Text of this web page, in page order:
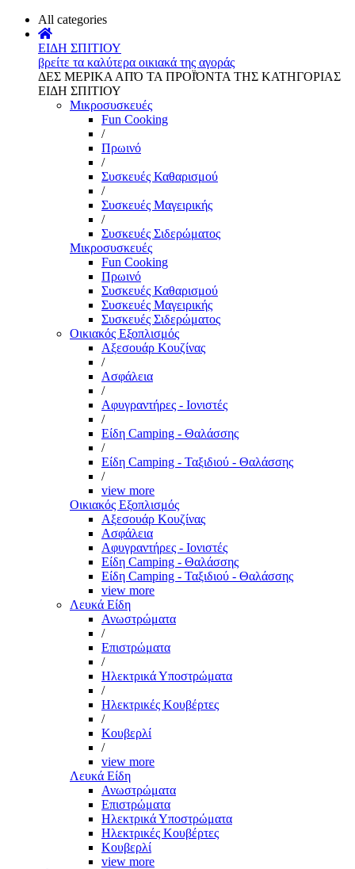
All categories
ΕΙΔΗ ΣΠΙΤΙΟΥ
βρείτε τα καλύτερα οικιακά της αγοράς
ΔΕΣ ΜΕΡΙΚΑ ΑΠΌ ΤΑ ΠΡΟΪΌΝΤΑ ΤΗΣ ΚΑΤΗΓΟΡΙΑΣ
ΕΙΔΗ ΣΠΙΤΙΟΥ
Μικροσυσκευές
Fun Cooking
/
Πρωινό
/
Συσκευές Καθαρισμού
/
Συσκευές Μαγειρικής
/
Συσκευές Σιδερώματος
Μικροσυσκευές
Fun Cooking
Πρωινό
Συσκευές Καθαρισμού
Συσκευές Μαγειρικής
Συσκευές Σιδερώματος
Οικιακός Εξοπλισμός
Αξεσουάρ Κουζίνας
/
Ασφάλεια
/
Αφυγραντήρες - Ιονιστές
/
Είδη Camping - Θαλάσσης
/
Είδη Camping - Ταξιδιού - Θαλάσσης
/
view more
Οικιακός Εξοπλισμός
Αξεσουάρ Κουζίνας
Ασφάλεια
Αφυγραντήρες - Ιονιστές
Είδη Camping - Θαλάσσης
Είδη Camping - Ταξιδιού - Θαλάσσης
view more
Λευκά Είδη
Ανωστρώματα
/
Επιστρώματα
/
Ηλεκτρικά Υποστρώματα
/
Ηλεκτρικές Κουβέρτες
/
Κουβερλί
/
view more
Λευκά Είδη
Ανωστρώματα
Επιστρώματα
Ηλεκτρικά Υποστρώματα
Ηλεκτρικές Κουβέρτες
Κουβερλί
view more